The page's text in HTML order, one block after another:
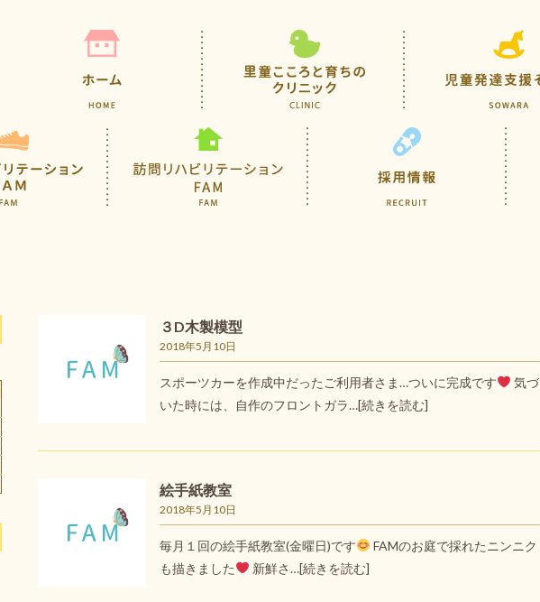
３D木製模型
2018年5月10日
スポーツカーを作成中だったご利用者さま…ついに完成です
気づ
いた時には、自作のフロントガラ…[続きを読む]
絵手紙教室
2018年5月10日
毎月１回の絵手紙教室(金曜日)です
FAMのお庭で採れたニンニク
も描きました
新鮮さ…[続きを読む]